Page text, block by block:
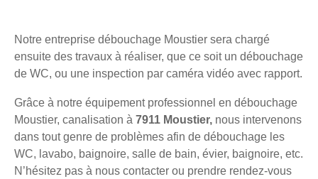
Notre entreprise débouchage Moustier sera chargé
ensuite des travaux à réaliser, que ce soit un débouchage
de WC, ou une inspection par caméra vidéo avec rapport.
Grâce à notre équipement professionnel en débouchage
Moustier, canalisation à 7911 Moustier, nous intervenons
dans tout genre de problèmes afin de débouchage les
WC, lavabo, baignoire, salle de bain, évier, baignoire, etc.
N’hésitez pas à nous contacter ou prendre rendez-vous